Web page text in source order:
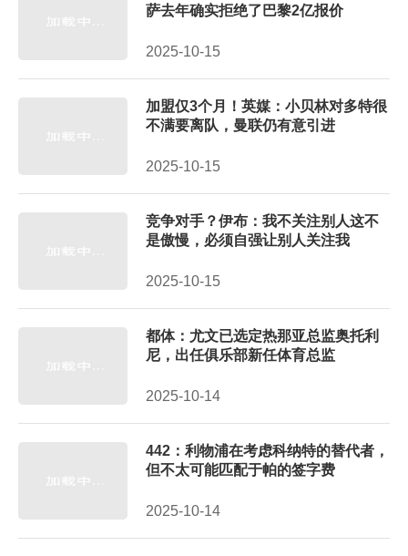
萨去年确实拒绝了巴黎2亿报价
2025-10-15
加盟仅3个月！英媒：小贝林对多特很
不满要离队，曼联仍有意引进
2025-10-15
竞争对手？伊布：我不关注别人这不
是傲慢，必须自强让别人关注我
2025-10-15
都体：尤文已选定热那亚总监奥托利
尼，出任俱乐部新任体育总监
2025-10-14
442：利物浦在考虑科纳特的替代者，
但不太可能匹配于帕的签字费
2025-10-14